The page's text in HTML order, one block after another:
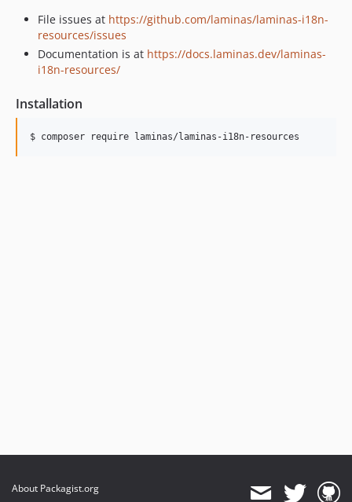
2.2.0
2.2.0rc3
2.2.0rc2
2.1.6
2.1.4
File issues at https://github.com/laminas/laminas-i18n-
resources/issues
Documentation is at https://docs.laminas.dev/laminas-
i18n-resources/
Installation
$ composer require laminas/laminas-i18n-resources
About Packagist.org